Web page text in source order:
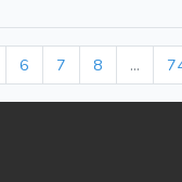
6 7 8 ...